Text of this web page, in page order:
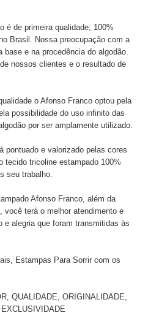
é de primeira qualidade; 100%
Brasil. Nossa preocupação com a
e na procedência do algodão.
nossos clientes e o resultado de
o Afonso Franco optou pela
possibilidade do uso infinito das
por ser amplamente utilizado.
pontuado e valorizado pelas cores
tecido tricoline estampado 100%
seu trabalho.
Afonso Franco, além da
você terá o melhor atendimento e
e alegria que foram transmitidas às
Estampas Para Sorrir com os
QUALIDADE, ORIGINALIDADE,